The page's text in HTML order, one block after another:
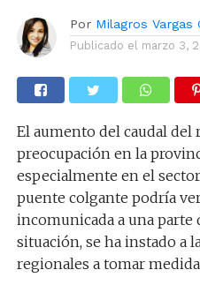
Por Milagros Vargas
Publicado el marzo 3,
El aumento del caudal del
preocupación en la
especialmente en el
puente colgante podría
incomunicada a una parte
situación, se ha instado a
regionales a tomar